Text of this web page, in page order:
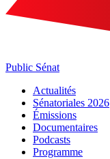
Public Sénat
Actualités
Sénatoriales 2026
Émissions
Documentaires
Podcasts
Programme